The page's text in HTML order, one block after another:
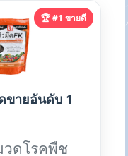
🏆 #1 ขายดี
ขายอันดับ 1
ดโรคพืช